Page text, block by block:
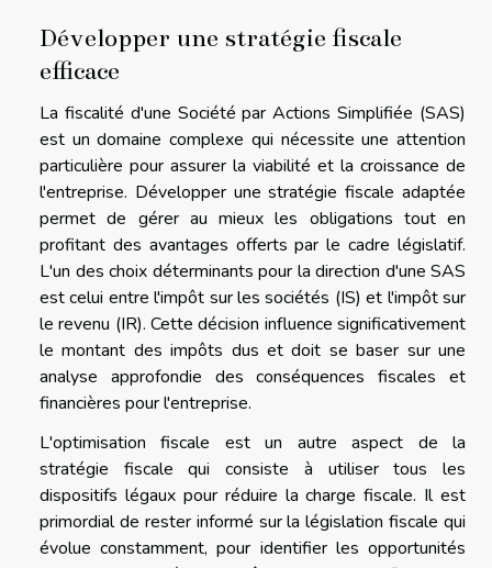
Développer une stratégie fiscale
efficace
La fiscalité d'une Société par Actions Simplifiée (SAS)
est un domaine complexe qui nécessite une attention
particulière pour assurer la viabilité et la croissance de
l'entreprise. Développer une stratégie fiscale adaptée
permet de gérer au mieux les obligations tout en
profitant des avantages offerts par le cadre législatif.
L'un des choix déterminants pour la direction d'une SAS
est celui entre l'impôt sur les sociétés (IS) et l'impôt sur
le revenu (IR). Cette décision influence significativement
le montant des impôts dus et doit se baser sur une
analyse approfondie des conséquences fiscales et
financières pour l'entreprise.
L'optimisation fiscale est un autre aspect de la
stratégie fiscale qui consiste à utiliser tous les
dispositifs légaux pour réduire la charge fiscale. Il est
primordial de rester informé sur la législation fiscale qui
évolue constamment, pour identifier les opportunités